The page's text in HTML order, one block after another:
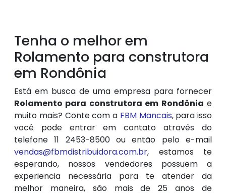
Tenha o melhor em
Rolamento para construtora
em Rondônia
Está em busca de uma empresa para fornecer
Rolamento para construtora em Rondônia e
muito mais? Conte com a FBM Mancais, para isso
você pode entrar em contato através do
telefone 11 2453-8500 ou então pelo e-mail
vendas@fbmdistribuidora.com.br, estamos te
esperando, nossos vendedores possuem a
experiencia necessária para te atender da
melhor maneira, são mais de 25 anos de